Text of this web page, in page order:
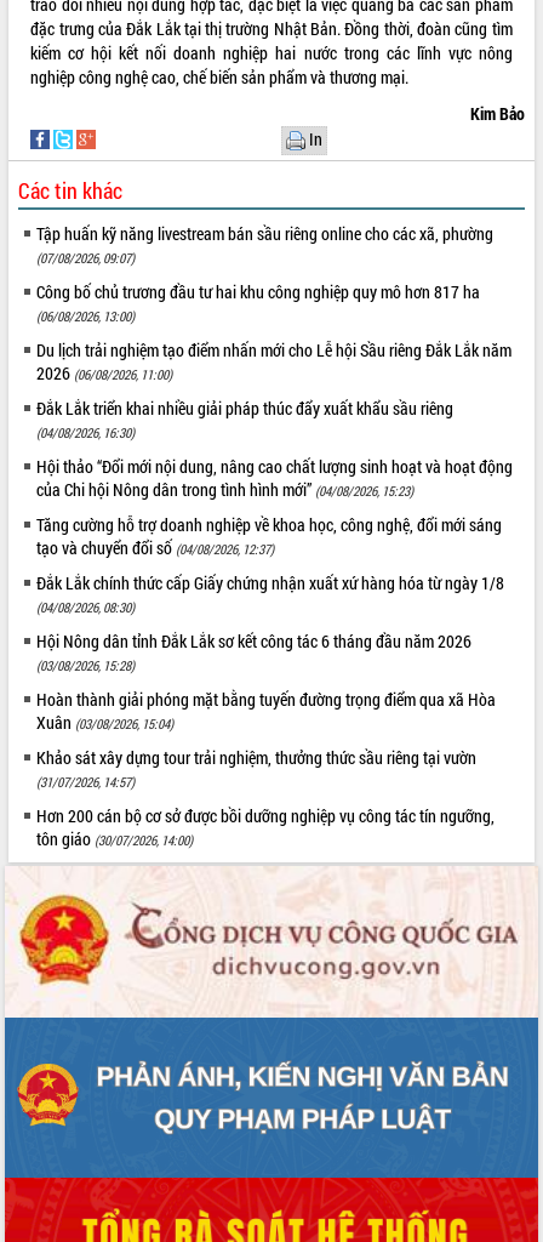
Hội thảo khoa học “Giải pháp thúc đẩy
phát triển nền kinh tế xanh tại tỉnh
Đắk Lắk”
hiện nhiệm vụ quản lý tài sản công
hàng tuần
Tháo gỡ những vướng mắc, đẩy mạnh
công tác cải cách thủ tục hành chính
tại Trung tâm Phục vụ hành chính
công tỉnh
Đắk Lắk: Tôn vinh 46 giải pháp tại Hội
thi Sáng tạo Kỹ thuật 2024 - 2025
Đắk Lắk rà soát, điều chỉnh Đề án 190
về phát triển nuôi trồng thủy sản
Trương Công Thái kiểm tra thực địa
Dự án cao tốc Khánh Hòa - Buôn Ma
Thuột
Định vị cà phê Việt Nam như một “di
sản sống” trong dòng chảy toàn cầu
Xây dựng nông thôn mới: Nâng cao đời
sống người dân từ những mô hình thiết
thực
Quyết liệt tháo gỡ vướng mắc, đẩy
nhanh tiến độ các dự án trọng điểm
trong Khu kinh tế Nam Phú Yên
Hòn Yến phát triển du lịch gắn với bảo
tồn biển
Lấy ý kiến điều chỉnh Quy hoạch tỉnh
Đắk Lắk thời kỳ 2021-2030, tầm nhìn
đến năm 2050
Phát động chiến dịch 30 ngày đêm
giải phóng mặt bằng Tuyến đường bộ
ven biển
Đắk Lắk nỗ lực thúc đẩy tăng trưởng
kinh tế từ 10% trở lên trong Quý
II/2026
Đắk Lắk ký kết thỏa thuận hợp tác về
chuyển đổi số giai đoạn 2026 – 2030
Việt Nam
Thứ trưởng Bộ Y tế làm việc với tỉnh
Đắk Lắk về phát triển nhân lực y tế
Du lịch Đắk Lắk nâng tầm trải nghiệm
du khách thông qua Hệ thống cơ sở dữ
liệu và Bản đồ số
đặc trưng của Đắk Lắk tại thị trường Nhật Bản. Đồng thời, đoàn cũng tìm
kiếm cơ hội kết nối doanh nghiệp hai nước trong các lĩnh vực nông
nghiệp công nghệ cao, chế biến sản phẩm và thương mại.
Kim Bảo
In
Các tin khác
Tập huấn kỹ năng livestream bán sầu riêng online cho các xã, phường
(07/08/2026, 09:07)
Công bố chủ trương đầu tư hai khu công nghiệp quy mô hơn 817 ha
(06/08/2026, 13:00)
Du lịch trải nghiệm tạo điểm nhấn mới cho Lễ hội Sầu riêng Đắk Lắk năm
2026 (06/08/2026, 11:00)
Đắk Lắk triển khai nhiều giải pháp thúc đẩy xuất khẩu sầu riêng
(04/08/2026, 16:30)
Hội thảo “Đổi mới nội dung, nâng cao chất lượng sinh hoạt và hoạt động
của Chi hội Nông dân trong tình hình mới” (04/08/2026, 15:23)
Tăng cường hỗ trợ doanh nghiệp về khoa học, công nghệ, đổi mới sáng
tạo và chuyển đổi số (04/08/2026, 12:37)
Đắk Lắk chính thức cấp Giấy chứng nhận xuất xứ hàng hóa từ ngày 1/8
(04/08/2026, 08:30)
Hội Nông dân tỉnh Đắk Lắk sơ kết công tác 6 tháng đầu năm 2026
(03/08/2026, 15:28)
Hoàn thành giải phóng mặt bằng tuyến đường trọng điểm qua xã Hòa
Xuân (03/08/2026, 15:04)
Khảo sát xây dựng tour trải nghiệm, thưởng thức sầu riêng tại vườn
(31/07/2026, 14:57)
Hơn 200 cán bộ cơ sở được bồi dưỡng nghiệp vụ công tác tín ngưỡng,
tôn giáo (30/07/2026, 14:00)